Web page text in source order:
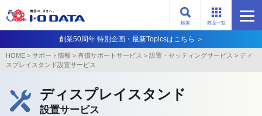
商品一覧
検索
創業50周年 特別企画・最新Topicsはこちら ＞
HOME > サポート情報 > 有償サポートサービス > 設置・セッティングサービス > ディ
スプレイスタンド設置サービス
ディスプレイスタンド
設置サービス